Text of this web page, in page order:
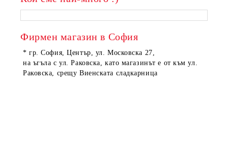
Фирмен магазин в София
* гр. София, Център, ул. Московска 27,
на ъгъла с ул. Раковска, като магазинът е от към ул.
Раковска, срещу Виенската сладкарница